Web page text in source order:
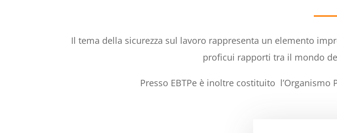
Il tema della sicurezza sul lavoro rappresenta un elemento
proficui rapporti tra il mondo
Presso EBTPe è inoltre costituito